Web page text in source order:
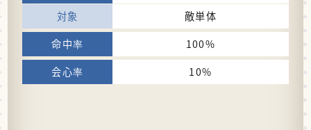
敵単体
100%
10%